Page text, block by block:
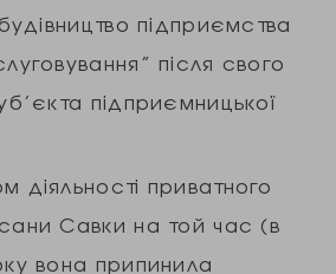
підприємства
після свого
підприємницької
приватного
Савки на той час (в
вона припинила